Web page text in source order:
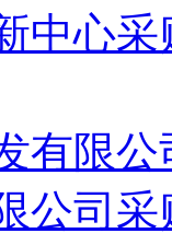
中心采
有限
公司采